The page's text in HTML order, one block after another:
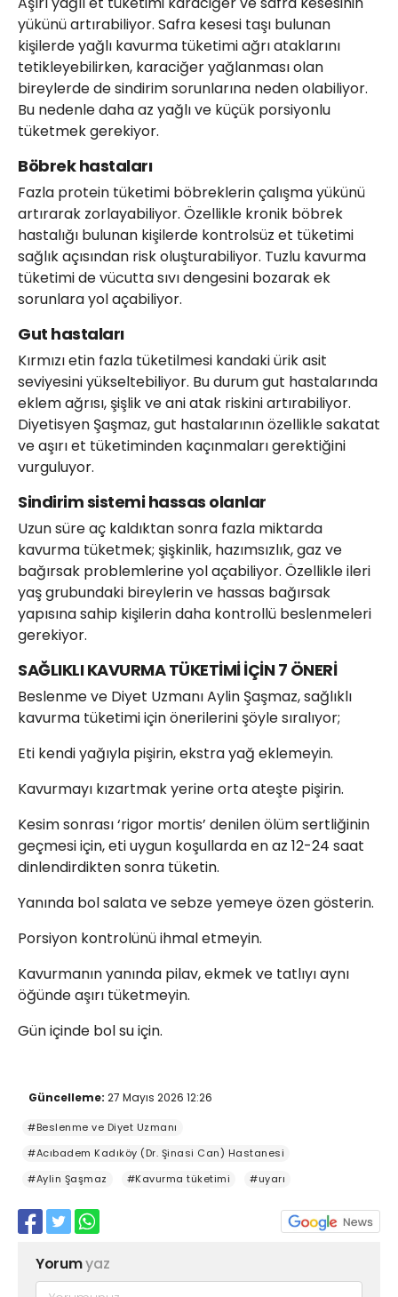
yükünü artırabiliyor. Safra kesesi taşı bulunan
kişilerde yağlı kavurma tüketimi ağrı ataklarını
tetikleyebilirken, karaciğer yağlanması olan
bireylerde de sindirim sorunlarına neden olabiliyor.
Bu nedenle daha az yağlı ve küçük porsiyonlu
tüketmek gerekiyor.
Böbrek hastaları
Fazla protein tüketimi böbreklerin çalışma yükünü
artırarak zorlayabiliyor. Özellikle kronik böbrek
hastalığı bulunan kişilerde kontrolsüz et tüketimi
sağlık açısından risk oluşturabiliyor. Tuzlu kavurma
tüketimi de vücutta sıvı dengesini bozarak ek
sorunlara yol açabiliyor.
Gut hastaları
Kırmızı etin fazla tüketilmesi kandaki ürik asit
seviyesini yükseltebiliyor. Bu durum gut hastalarında
eklem ağrısı, şişlik ve ani atak riskini artırabiliyor.
Diyetisyen Şaşmaz, gut hastalarının özellikle sakatat
ve aşırı et tüketiminden kaçınmaları gerektiğini
vurguluyor.
Sindirim sistemi hassas olanlar
Uzun süre aç kaldıktan sonra fazla miktarda
kavurma tüketmek; şişkinlik, hazımsızlık, gaz ve
bağırsak problemlerine yol açabiliyor. Özellikle ileri
yaş grubundaki bireylerin ve hassas bağırsak
yapısına sahip kişilerin daha kontrollü beslenmeleri
gerekiyor.
SAĞLIKLI KAVURMA TÜKETİMİ İÇİN 7 ÖNERİ
Beslenme ve Diyet Uzmanı Aylin Şaşmaz, sağlıklı
kavurma tüketimi için önerilerini şöyle sıralıyor;
Eti kendi yağıyla pişirin, ekstra yağ eklemeyin.
Kavurmayı kızartmak yerine orta ateşte pişirin.
Kesim sonrası ‘rigor mortis’ denilen ölüm sertliğinin
geçmesi için, eti uygun koşullarda en az 12-24 saat
dinlendirdikten sonra tüketin.
Yanında bol salata ve sebze yemeye özen gösterin.
Porsiyon kontrolünü ihmal etmeyin.
Kavurmanın yanında pilav, ekmek ve tatlıyı aynı
öğünde aşırı tüketmeyin.
Gün içinde bol su için.
Güncelleme: 27 Mayıs 2026 12:26
#Beslenme ve Diyet Uzmanı
#Acıbadem Kadıköy (Dr. Şinasi Can) Hastanesi
#Aylin Şaşmaz
#Kavurma tüketimi #uyarı
Yorumyaz